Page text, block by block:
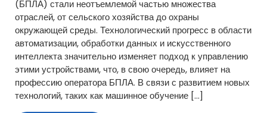
(БПЛА) стали неотъемлемой частью множества
отраслей, от сельского хозяйства до охраны
окружающей среды. Технологический прогресс в области
автоматизации, обработки данных и искусственного
интеллекта значительно изменяет подход к управлению
этими устройствами, что, в свою очередь, влияет на
профессию оператора БПЛА. В связи с развитием новых
технологий, таких как машинное обучение […]